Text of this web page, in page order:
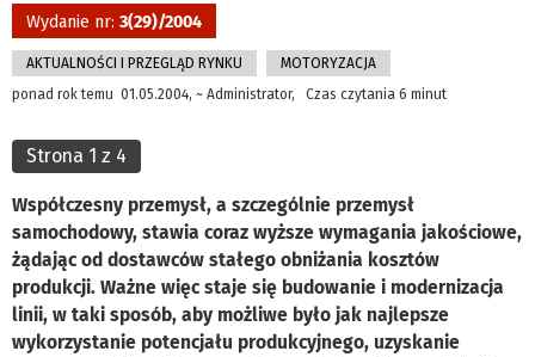
Wydanie nr: 3(29)/2004
AKTUALNOŚCI I PRZEGLĄD RYNKU
MOTORYZACJA
ponad rok temu 01.05.2004, ~ Administrator, Czas czytania 6 minut
Strona 1 z 4
Współczesny przemysł, a szczególnie przemysł
samochodowy, stawia coraz wyższe wymagania jakościowe,
żądając od dostawców stałego obniżania kosztów
produkcji. Ważne więc staje się budowanie i modernizacja
linii, w taki sposób, aby możliwe było jak najlepsze
wykorzystanie potencjału produkcyjnego, uzyskanie